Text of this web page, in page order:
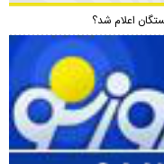
اعلام شد؟